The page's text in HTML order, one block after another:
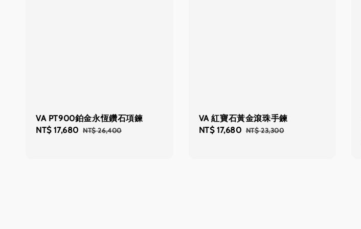
VA PT900鉑金永恆鑽石項鍊
Sale
NT$ 17,680 Regular
NT$ 26,400
VA 紅寶石黃金滾珠手鍊
Sale
NT$ 17,680 Regular
NT$ 23,300